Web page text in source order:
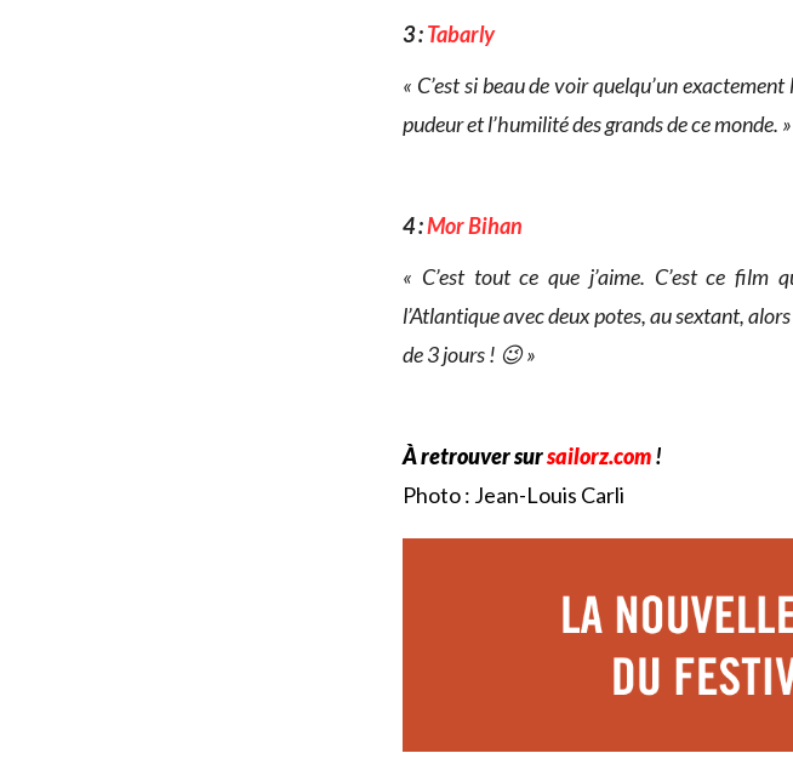
3 :Tabarly
« C’est si beau de voir quelqu’un
pudeur et l’humilité des grands de ce monde. »
4 :Mor Bihan
« C’est tout ce que j’aime. C’est ce
l’Atlantique avec deux potes, au sextant,
de 3 jours ! 😉 »
À retrouver sursailorz.com!
Photo : Jean-Louis Carli